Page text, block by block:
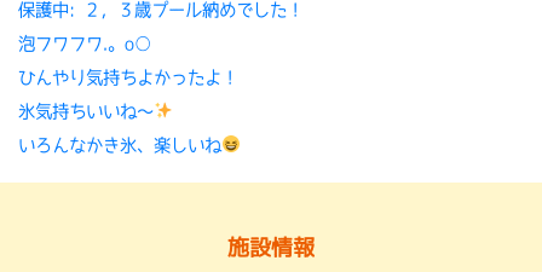
保護中: ２，３歳プール納めでした！
泡フワフワ.。o○
ひんやり気持ちよかったよ！
氷気持ちいいね〜
いろんなかき氷、楽しいね
施設情報